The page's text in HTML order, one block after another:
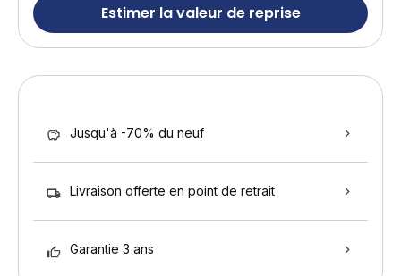
Estimer la valeur de reprise
Jusqu'à -70% du neuf
Livraison offerte en point de retrait
Garantie 3 ans